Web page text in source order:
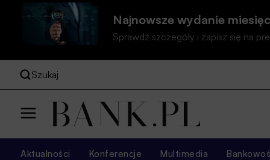
Najnowsze wydanie
Sprawdź szczegóły i zapisz się na
Szukaj
Aktualności Konferencje Multimedia